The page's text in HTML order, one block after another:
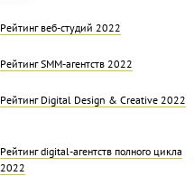
Рейтинг веб-студий 2022
Рейтинг SMM-агентств 2022
Рейтинг Digital Design & Creative 2022
Рейтинг digital-агентств полного цикла
2022